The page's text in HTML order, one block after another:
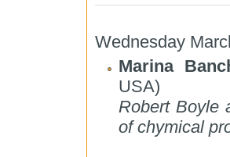
Wednesday
Marina
USA)
Robert Boyle
of chymical